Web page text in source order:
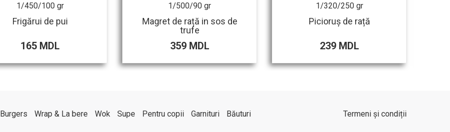
1/450/100 gr
Frigărui de pui
165 MDL
1/500/90 gr
Magret de rață in sos de
trufe
359 MDL
1/320/250 gr
Picioruș de rață
239 MDL
Burgers Wrap & La bere Wok Supe Pentru copii Garnituri
Băuturi
Termeni și condiții